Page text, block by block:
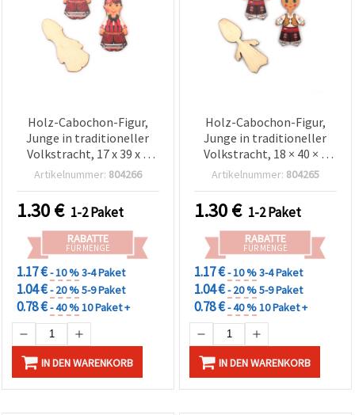
Holz-Cabochon-Figur,
Junge in traditioneller
Volkstracht, 17 x 39 x 1
mm – 10 Stück
Artikelnummer: 804266
1.30€ 1-2 Paket
RABATTE
FÜR MENGE
1.17 €- 10 %3-4 Paket
1.04 €- 20 %5-9 Paket
0.78 €- 40 %10 Paket +
IN DEN WARENKORB
Holz-Cabochon-Figur,
Junge in traditioneller
Volkstracht, 18 × 40 × 1
mm – 10er-Set für
Artikelnummer: 804265
1.30€ 1-2 Paket
RABATTE
FÜR MENGE
1.17 €- 10 %3-4 Paket
1.04 €- 20 %5-9 Paket
0.78 €- 40 %10 Paket +
IN DEN WARENKORB